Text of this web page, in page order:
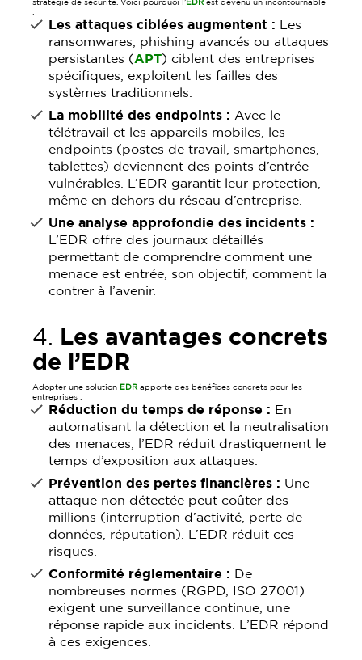
stratégie de sécurité. Voici pourquoi l’ EDR est devenu un incontournable
:
Les attaques ciblées augmentent : Les
ransomwares, phishing avancés ou attaques
persistantes (APT) ciblent des entreprises
spécifiques, exploitent les failles des
systèmes traditionnels.
La mobilité des endpoints : Avec le
télétravail et les appareils mobiles, les
endpoints (postes de travail, smartphones,
tablettes) deviennent des points d’entrée
vulnérables. L’EDR garantit leur protection,
même en dehors du réseau d’entreprise.
Une analyse approfondie des incidents :
L’EDR offre des journaux détaillés
permettant de comprendre comment une
menace est entrée, son objectif, comment la
contrer à l’avenir.
4. Les avantages concrets
de l’EDR
Adopter une solution EDR apporte des bénéfices concrets pour les
entreprises :
Réduction du temps de réponse : En
automatisant la détection et la neutralisation
des menaces, l’EDR réduit drastiquement le
temps d’exposition aux attaques.
Prévention des pertes financières : Une
attaque non détectée peut coûter des
millions (interruption d’activité, perte de
données, réputation). L’EDR réduit ces
risques.
Conformité réglementaire : De
nombreuses normes (RGPD, ISO 27001)
exigent une surveillance continue, une
réponse rapide aux incidents. L’EDR répond
à ces exigences.